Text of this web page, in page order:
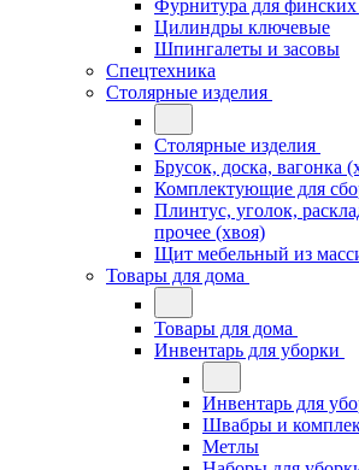
Фурнитура для финских
Цилиндры ключевые
Шпингалеты и засовы
Спецтехника
Столярные изделия
Столярные изделия
Брусок, доска, вагонка
Комплектующие для
Плинтус, уголок,
прочее (хвоя)
Щит мебельный из
Товары для дома
Товары для дома
Инвентарь для уборки
Инвентарь для
Швабры и
Метлы